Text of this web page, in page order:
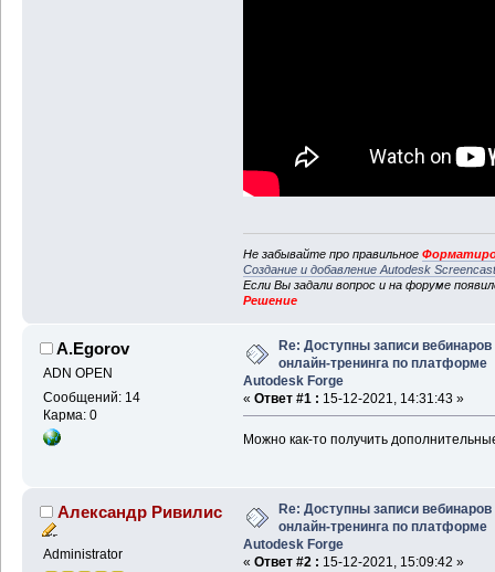
Не забывайте про правильное
Создание и добавление Autodesk
Если Вы задали вопрос и на форуме
Решение
A.Egorov
ADN OPEN
Сообщений: 14
Карма: 0
Re: Доступны записи вебинаров
онлайн-тренинга по платформе
Autodesk Forge
« Ответ #1 : 15-12-2021, 14:31:43 »
Можно как-то получить
Александр Ривилис
Administrator
Re: Доступны записи вебинаров
онлайн-тренинга по платформе
Autodesk Forge
« Ответ #2 : 15-12-2021, 15:09:42 »